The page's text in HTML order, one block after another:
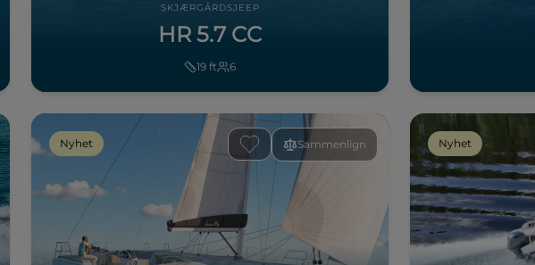
SKJÆRGÅRDSJEEP
HR 5.7 CC
19 ft 6
Sammenlign
Nyhet Nyhet